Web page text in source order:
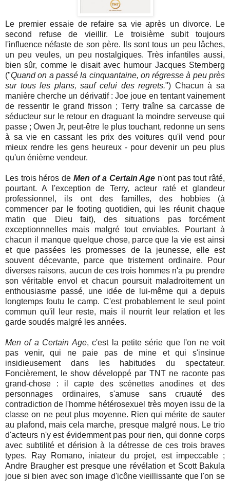
Le premier essaie de refaire sa vie après un divorce. Le
second refuse de vieillir. Le troisième subit toujours
l'influence néfaste de son père. Ils sont tous un peu lâches,
un peu veules, un peu nostalgiques. Très infantiles aussi,
bien sûr, comme le disait avec humour Jacques Sternberg
("Quand on a passé la cinquantaine, on régresse à peu près
sur tous les plans, sauf celui des regrets.") Chacun à sa
manière cherche un dérivatif : Joe joue en tentant vainement
de ressentir le grand frisson ; Terry traîne sa carcasse de
séducteur sur le retour en draguant la moindre serveuse qui
passe ; Owen Jr, peut-être le plus touchant, redonne un sens
à sa vie en cassant les prix des voitures qu'il vend pour
mieux rendre les gens heureux - pour devenir un peu plus
qu'un énième vendeur.
Les trois héros de Men of a Certain Age n'ont pas tout râté,
pourtant. A l'exception de Terry, acteur raté et glandeur
professionnel, ils ont des familles, des hobbies (à
commencer par le footing quotidien, qui les réunit chaque
matin que Dieu fait), des situations pas forcément
exceptionnnelles mais malgré tout enviables. Pourtant à
chacun il manque quelque chose, parce que la vie est ainsi
et que passées les promesses de la jeunesse, elle est
souvent décevante, parce que tristement ordinaire. Pour
diverses raisons, aucun de ces trois hommes n'a pu prendre
son véritable envol et chacun poursuit maladroitement un
enthousiasme passé, une idée de lui-même qui a depuis
longtemps foutu le camp. C'est probablement le seul point
commun qu'il leur reste, mais il nourrit leur relation et les
garde soudés malgré les années.
Men of a Certain Age, c'est la petite série que l'on ne voit
pas venir, qui ne paie pas de mine et qui s'insinue
insidieusement dans les habitudes du spectateur.
Foncièrement, le show développé par TNT ne raconte pas
grand-chose : il capte des scénettes anodines et des
personnages ordinaires, s'amuse sans cruauté des
contradiction de l'homme hétérosexuel très moyen issu de la
classe on ne peut plus moyenne. Rien qui mérite de sauter
au plafond, mais cela marche, presque malgré nous. Le trio
d'acteurs n'y est évidemment pas pour rien, qui donne corps
avec subtilité et dérision à la détresse de ces trois braves
types. Ray Romano, iniateur du projet, est impeccable ;
Andre Braugher est presque une révélation et Scott Bakula
joue si bien avec son image d'icône vieillissante que l'on se